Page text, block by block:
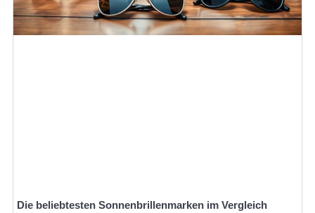
Die beliebtesten Sonnenbrillenmarken im Vergleich